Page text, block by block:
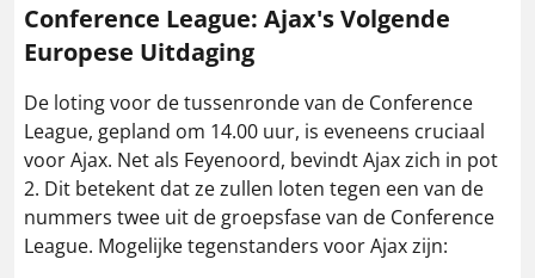
Conference League: Ajax's Volgende
Europese Uitdaging
De loting voor de tussenronde van de Conference
League, gepland om 14.00 uur, is eveneens cruciaal
voor Ajax. Net als Feyenoord, bevindt Ajax zich in pot
2. Dit betekent dat ze zullen loten tegen een van de
nummers twee uit de groepsfase van de Conference
League. Mogelijke tegenstanders voor Ajax zijn: